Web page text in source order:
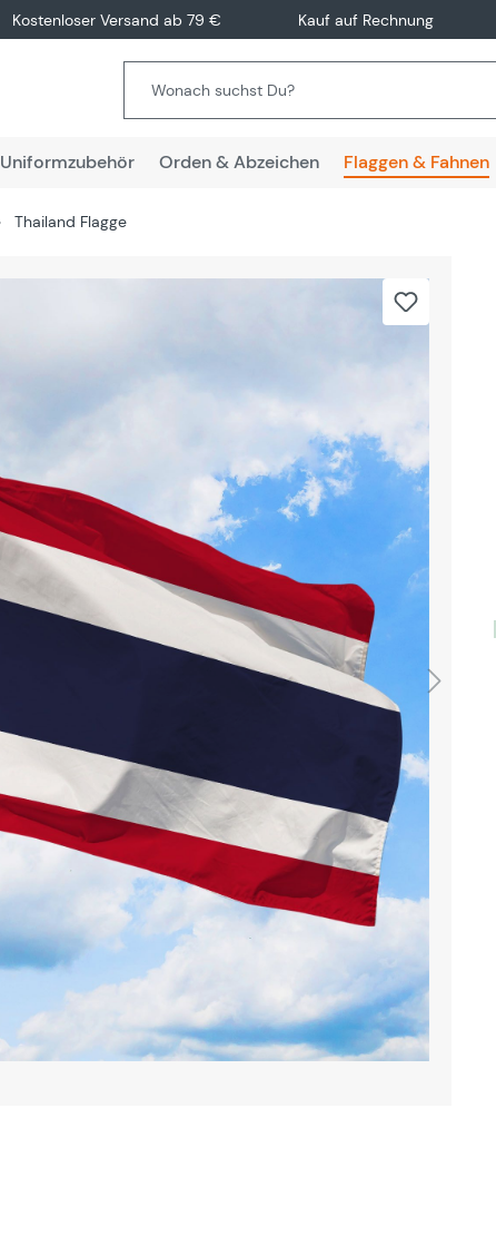
Kostenloser Versand ab 79 € Kauf auf Rechnung
Uniformzubehör Orden & Abzeichen Flaggen & Fahnen
Thailand Flagge